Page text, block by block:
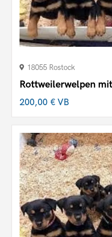
18055 Rostock
Rottweilerwelpen
200,00 €VB